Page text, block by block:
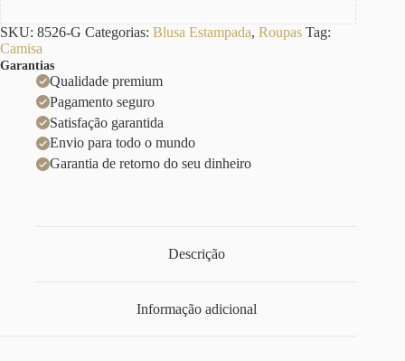
SKU: 8526-G Categorias: Blusa Estampada, Roupas Tag:
Camisa
Garantias
Qualidade premium
Pagamento seguro
Satisfação garantida
Envio para todo o mundo
Garantia de retorno do seu dinheiro
Descrição
Informação adicional